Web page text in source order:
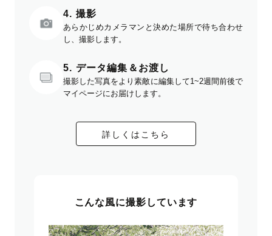
4. 撮影
あらかじめカメラマンと決めた場所で待ち合わせ
し、撮影します。
5. データ編集＆お渡し
撮影した写真をより素敵に編集して1~2週間前後で
マイページにお届けします。
詳しくはこちら
こんな風に撮影しています